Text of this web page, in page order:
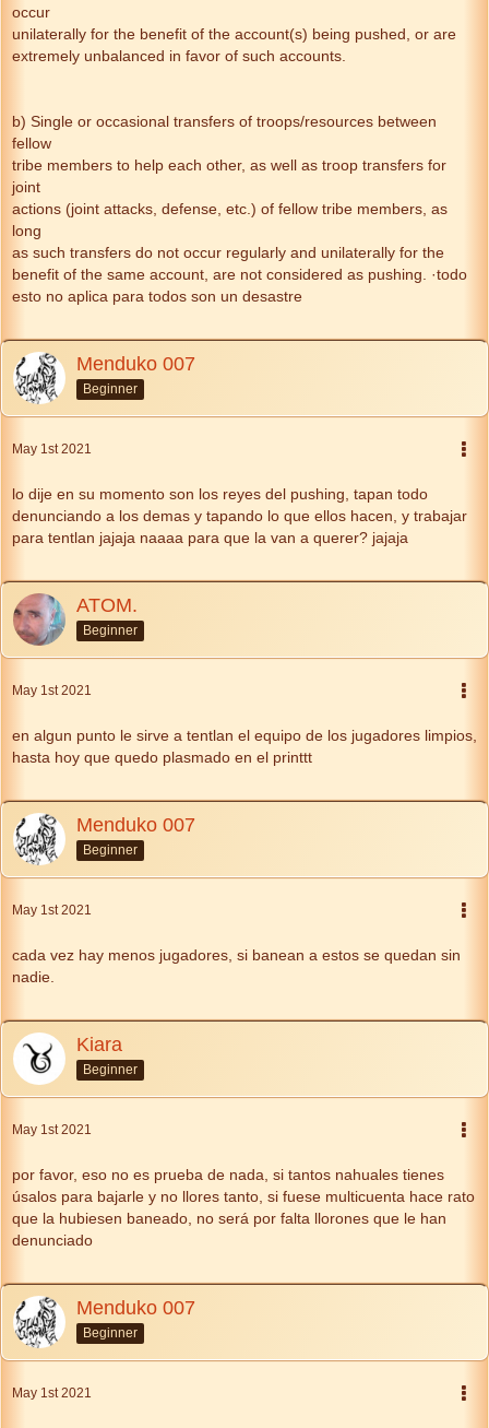
occur
unilaterally for the benefit of the account(s) being pushed, or are
extremely unbalanced in favor of such accounts.
b) Single or occasional transfers of troops/resources between
fellow
tribe members to help each other, as well as troop transfers for
joint
actions (joint attacks, defense, etc.) of fellow tribe members, as
long
as such transfers do not occur regularly and unilaterally for the
benefit of the same account, are not considered as pushing. ·todo
esto no aplica para todos son un desastre
Menduko 007
Beginner
May 1st 2021
lo dije en su momento son los reyes del pushing, tapan todo
denunciando a los demas y tapando lo que ellos hacen, y trabajar
para tentlan jajaja naaaa para que la van a querer? jajaja
ATOM.
Beginner
May 1st 2021
en algun punto le sirve a tentlan el equipo de los jugadores limpios,
hasta hoy que quedo plasmado en el printtt
Menduko 007
Beginner
May 1st 2021
cada vez hay menos jugadores, si banean a estos se quedan sin
nadie.
Kiara
Beginner
May 1st 2021
por favor, eso no es prueba de nada, si tantos nahuales tienes
úsalos para bajarle y no llores tanto, si fuese multicuenta hace rato
que la hubiesen baneado, no será por falta llorones que le han
denunciado
Menduko 007
Beginner
May 1st 2021